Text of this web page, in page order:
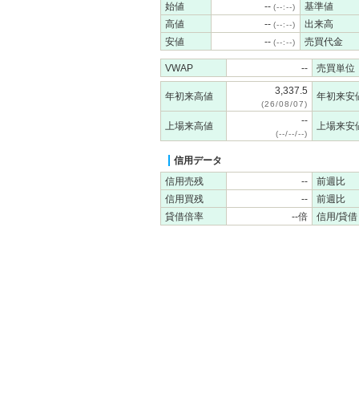
始値 -- (--:--)
基準値
高値
-- (--:--)
出来高
安値
-- (--:--) 売買代金
VWAP -- 売買単位
年初来高値 3,337.5
(26/08/07)
年初来安
上場来高値 --
(--/--/--)
上場来安
信用データ
信用売残
--
前週比
信用買残
--
前週比
貸借倍率
--倍 信用/貸借